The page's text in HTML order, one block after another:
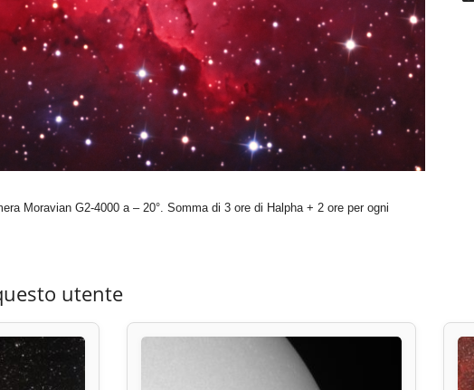
Moravian G2-4000 a – 20°. Somma di 3 ore di Halpha + 2 ore per ogni
utente